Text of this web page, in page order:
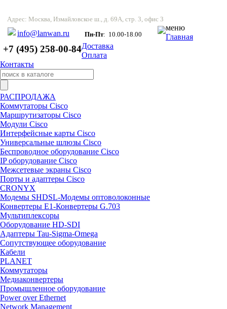
Адрес: Москва, Измайловское ш., д. 69А, стр. 3, офис 3
info@lanwan.ru Пн-Пт: 10.00-18.00
+7 (495) 258-00-84
меню
Главная
Доставка
Оплата
Контакты
РАСПРОДАЖА
Коммутаторы Cisco
Маршрутизаторы Cisco
Модули Cisco
Интерфейсные карты Cisco
Универсальные шлюзы Cisco
Беспроводное оборудование Cisco
IP оборудование Cisco
Межсетевые экраны Cisco
Порты и адаптеры Cisco
CRONYX
Модемы SHDSL-Модемы оптоволоконные
Конвертеры Е1-Конвертеры G.703
Мультиплексоры
Оборудование HD-SDI
Адаптеры Tau-Sigma-Omega
Сопутствующее оборудование
Кабели
PLANET
Коммутаторы
Медиаконвертеры
Промышленное оборудование
Power over Ethernet
Network Management